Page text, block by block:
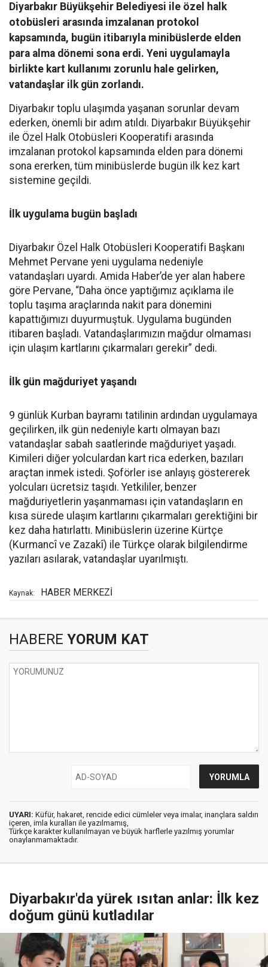
Diyarbakır Büyükşehir Belediyesi ile özel halk
otobüsleri arasında imzalanan protokol
kapsamında, bugün itibarıyla minibüslerde elden
para alma dönemi sona erdi. Yeni uygulamayla
birlikte kart kullanımı zorunlu hale gelirken,
vatandaşlar ilk gün zorlandı.
Diyarbakır toplu ulaşımda yaşanan sorunlar devam
ederken, önemli bir adım atıldı. Diyarbakır Büyükşehir
ile Özel Halk Otobüsleri Kooperatifi arasında
imzalanan protokol kapsamında elden para dönemi
sona ererken, tüm minibüslerde bugün ilk kez kart
sistemine geçildi.
İlk uygulama bugün başladı
Diyarbakır Özel Halk Otobüsleri Kooperatifi Başkanı
Mehmet Pervane yeni uygulama nedeniyle
vatandaşları uyardı. Amida Haber’de yer alan habere
göre Pervane, “Daha önce yaptığımız açıklama ile
toplu taşıma araçlarında nakit para dönemini
kapattığımızı duyurmuştuk. Uygulama bugünden
itibaren başladı. Vatandaşlarımızın mağdur olmaması
için ulaşım kartlarını çıkarmaları gerekir” dedi.
İlk gün mağduriyet yaşandı
9 günlük Kurban bayramı tatilinin ardından uygulamaya
geçilirken, ilk gün nedeniyle kartı olmayan bazı
vatandaşlar sabah saatlerinde mağduriyet yaşadı.
Kimileri diğer yolculardan kart rica ederken, bazıları
araçtan inmek istedi. Şoförler ise anlayış göstererek
yolcuları ücretsiz taşıdı. Yetkililer, benzer
mağduriyetlerin yaşanmaması için vatandaşların en
kısa sürede ulaşım kartlarını çıkarmaları gerektiğini bir
kez daha hatırlattı. Minibüslerin üzerine Kürtçe
(Kurmancî ve Zazakî) ile Türkçe olarak bilgilendirme
yazıları asılarak, vatandaşlar uyarılmıştı.
Kaynak: HABER MERKEZİ
HABERE YORUM KAT
UYARI: Küfür, hakaret, rencide edici cümleler veya imalar, inançlara saldırı
içeren, imla kuralları ile yazılmamış,
Türkçe karakter kullanılmayan ve büyük harflerle yazılmış yorumlar
onaylanmamaktadır.
Diyarbakır'da yürek ısıtan anlar: İlk kez
doğum günü kutladılar